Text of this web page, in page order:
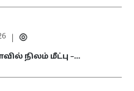
நிலம் மீட்பு –…